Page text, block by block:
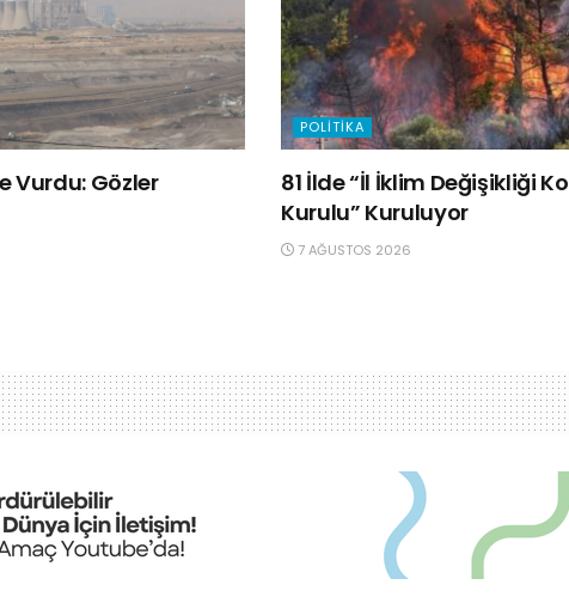
Vurdu: Gözler
POLITIKA
81 İlde “İl İklim Değişikliği
Kurulu” Kuruluyor
7 AĞUSTOS 2026